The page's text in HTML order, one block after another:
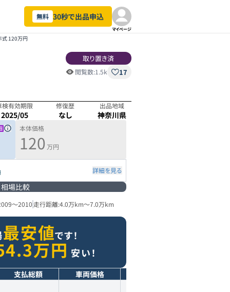
無料 30秒で出品申込
マイページ
式 120万円
取り置き済
閲覧数:1.5k 17
検有効期限
2025/05
修復歴
なし
出品地域
神奈川県
本体価格
120 万円
詳細を見る
相場比較
～2010走行距離:4.0万km～7.0万km
最安値です！
万円 安い！
支払総額 車両価格